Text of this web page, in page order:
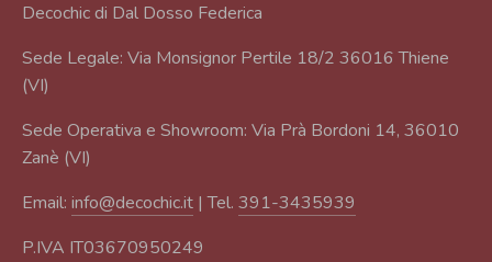
Decochic di Dal Dosso Federica
Sede Legale: Via Monsignor Pertile 18/2 36016 Thiene
(VI)
Sede Operativa e Showroom: Via Prà Bordoni 14, 36010
Zanè (VI)
Email: info@decochic.it | Tel. 391-3435939
P.IVA IT03670950249